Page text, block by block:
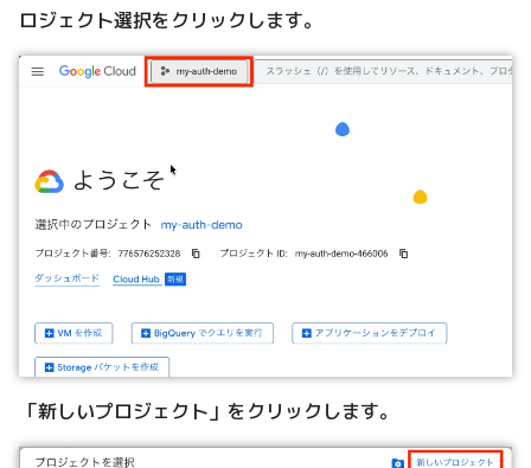
ロジェクト選択をクリックします。
「新しいプロジェクト」をクリックします。